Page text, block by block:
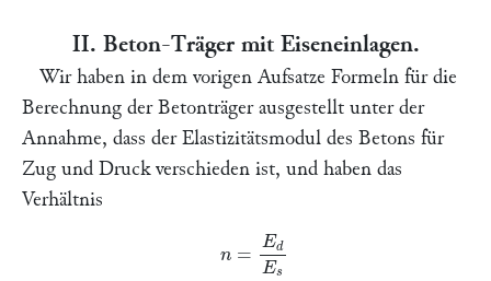
II. Beton-Träger mit Eiseneinlagen.
Wir haben in dem vorigen Aufsatze Formeln für die
Berechnung der Betonträger ausgestellt unter der
Annahme, dass der Elastizitätsmodul des Betons für
Zug und Druck verschieden ist, und haben das
Verhältnis
dE